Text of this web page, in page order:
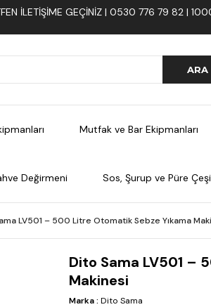
ILETIŞIME GEÇINIZ | 0530 776 79 82 |
Mutfak ve Bar Ekipmanları
Değirmeni Sos, Şurup ve Püre
LV501 – 500 Litre Otomatik Sebze Yıkama
Dito Sama LV501 –
Makinesi
Marka: Dito Sama